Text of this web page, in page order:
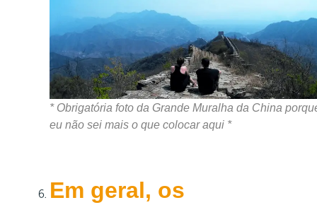
* Obrigatória foto da Grande Muralha da China
eu não sei mais o que colocar aqui *
Em geral, os